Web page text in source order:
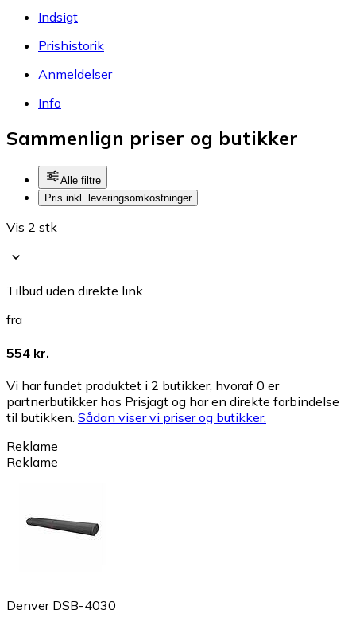
Indsigt
Prishistorik
Anmeldelser
Info
Sammenlign priser og butikker
Alle filtre
Pris inkl. leveringsomkostninger
Vis 2 stk
Tilbud uden direkte link
fra
554 kr.
Vi har fundet produktet i 2 butikker, hvoraf 0 er
partnerbutikker hos Prisjagt og har en direkte forbindelse
til butikken. Sådan viser vi priser og butikker.
Reklame
Reklame
Denver DSB-4030